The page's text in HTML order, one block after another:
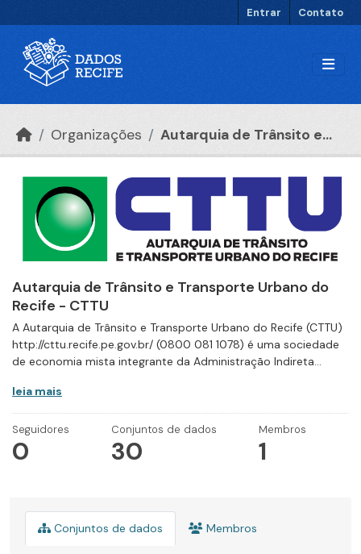
Entrar Contato
Organizações Autarquia de Trânsito e...
Autarquia de Trânsito e Transporte Urbano do
Recife - CTTU
A Autarquia de Trânsito e Transporte Urbano do Recife (CTTU)
http://cttu.recife.pe.gov.br/ (0800 081 1078) é uma sociedade
de economia mista integrante da Administração Indireta...
leia mais
Seguidores
0
Conjuntos de dados
30
Membros
1
Conjuntos de dados Membros